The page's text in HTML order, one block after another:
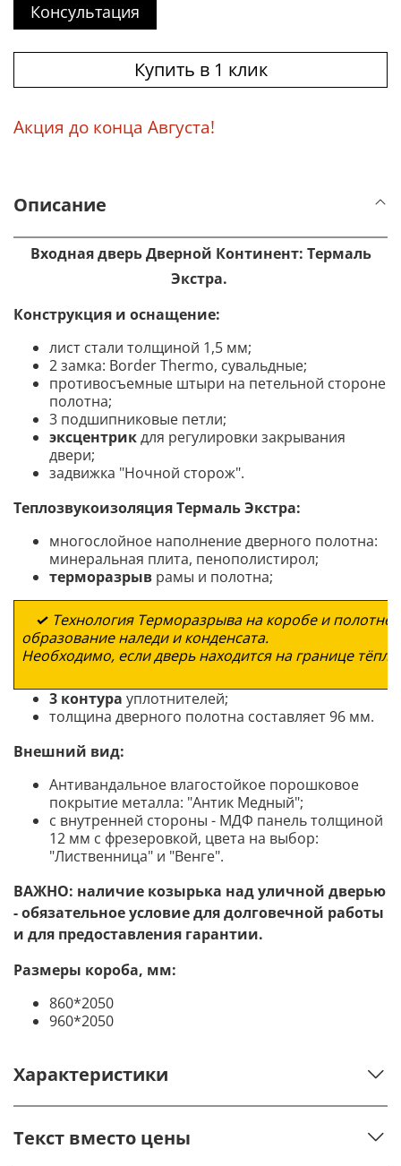
Консультация
Купить в 1 клик
Акция до конца Августа!
Описание
Входная дверь Дверной Континент: Термаль
Экстра.
Конструкция и оснащение:
лист стали толщиной 1,5 мм;
2 замка: Border Thermo, сувальдные;
противосъемные штыри на петельной стороне
полотна;
3 подшипниковые петли;
эксцентрикдля регулировки закрывания
двери;
задвижка "Ночной сторож".
Теплозвукоизоляция Термаль Экстра:
многослойное наполнение дверного полотна:
минеральная плита, пенополистирол;
терморазрыв рамы и полотна;
✓ Технология Терморазрыва на коробе и
образование наледи и конденсата.
Необходимо, если дверь находится на границе
3 контура уплотнителей;
толщина дверного полотна составляет 96 мм.
Внешний вид:
Антивандальное влагостойкое порошковое
покрытие металла: "Антик Медный";
с внутренней стороны - МДФ панель толщиной
12 мм с фрезеровкой, цвета на выбор:
"Лиственница" и "Венге".
ВАЖНО: наличие козырька над уличной дверью
- обязательное условие для долговечной работы
и для предоставления гарантии.
Размеры короба, мм:
860*2050
960*2050
Характеристики
Текст вместо цены